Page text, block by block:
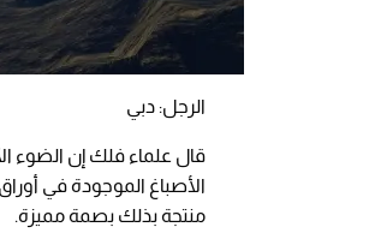
الرجل: دبي
قال علماء فلك إن الضوء
الأصباغ الموجودة في
منتجة بذلك بصمة مميزة.